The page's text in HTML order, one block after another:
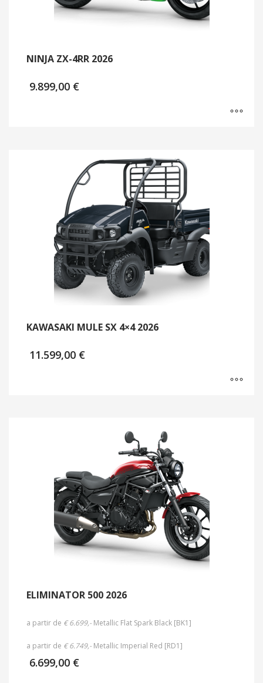
NINJA ZX-4RR 2026
9.899,00 €
KAWASAKI MULE SX 4×4 2026
11.599,00 €
ELIMINATOR 500 2026
a partir de € 6.699,- Metallic Flat Spark Black [BK1]
a partir de € 6.749,- Metallic Imperial Red [RD1]
6.699,00 €